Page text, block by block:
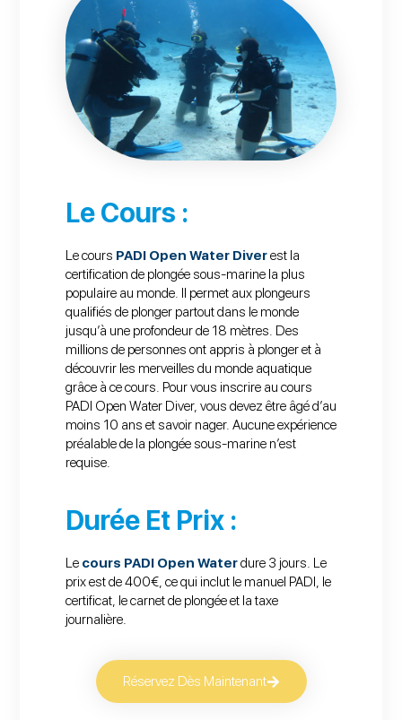
Le Cours :
Le cours PADI Open Water Diverest la
certification de plongée sous-marine la plus
populaire au monde. Il permet aux plongeurs
qualifiés de plonger partout dans le monde
jusqu’à une profondeur de 18 mètres. Des
millions de personnes ont appris à plonger et à
découvrir les merveilles du monde aquatique
grâce à ce cours. Pour vous inscrire au cours
PADI Open Water Diver, vous devez être âgé d’au
moins 10 ans et savoir nager. Aucune expérience
préalable de la plongée sous-marine n’est
requise.
Durée Et Prix :
Le cours PADI Open Waterdure 3 jours. Le
prix est de 400€, ce qui inclut le manuel PADI, le
certificat, le carnet de plongée et la taxe
journalière.
Réservez Dès Maintenant